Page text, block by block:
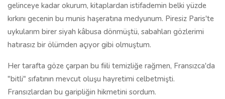
gelinceye kadar okurum, kitaplardan istifademin belki yüzde
kırkını gecenin bu munis haşeratına medyunum. Piresiz Paris'te
uykularım birer siyah kâbusa dönmüştü, sabahları gözlerimi
hatırasız bir ölümden açıyor gibi olmuştum.
Her tarafta göze çarpan bu fiili temizliğe rağmen, Fransızca'da
"bitli" sıfatının mevcut oluşu hayretimi celbetmişti.
Fransızlardan bu garipliğin hikmetini sordum.